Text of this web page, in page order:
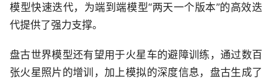
模型快速迭代，为端到端模型“两天一个版本”的高效迭
代提供了强力支撑。
盘古世界模型还有望用于火星车的避障训练，通过数百
张火星照片的增训，加上模拟的深度信息，盘古生成了